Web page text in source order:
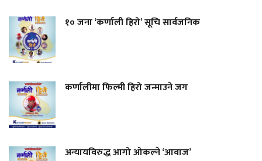
१० जना ‘कर्णाली हिरो’ सूचि सार्वजनिक
कर्णालीमा फिल्मी हिरो जन्माउने जग
अन्यायविरुद्ध आगो ओकल्ने ‘आवाज’